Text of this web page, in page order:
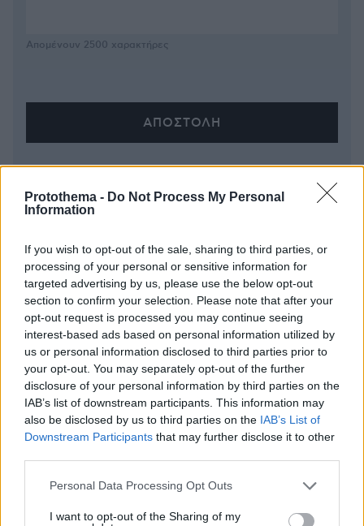
Protothema - Do Not Process My Personal
Information
If you wish to opt-out of the sale, sharing to third parties, or
processing of your personal or sensitive information for
targeted advertising by us, please use the below opt-out
section to confirm your selection. Please note that after your
opt-out request is processed you may continue seeing
interest-based ads based on personal information utilized by
us or personal information disclosed to third parties prior to
your opt-out. You may separately opt-out of the further
disclosure of your personal information by third parties on the
IAB’s list of downstream participants. This information may
also be disclosed by us to third parties on the IAB’s List of
Downstream Participants that may further disclose it to other
Please note that this website/app uses one or more Google
not limited to your visit or usage behaviour. You may click to
Personal Data Processing Opt Outs
I want to opt-out of the Sharing of my
Απομένουν 2500 χαρακτήρες
ΡΟΗ ΕΙΔΗΣΕΩΝ
Ειδήσεις Δημοφιλή Σχολιασμένα
Δύτης βρήκε χρυσό σταυρό αξίας 3 εκατ. δολαρίων σε
ναυάγιο: Χρόνια αργότερα κλάπηκε και
αντικαταστάθηκε με πλαστικό
πριν 4 λεπτά
Περισσότερο κόσμημα παρά ρολόι: Τα cocktail watches
είναι η νέα μας εμμονή
πριν 4 λεπτά
αδέλφια από τη Ρωσία για τη μηχανή τους και μια